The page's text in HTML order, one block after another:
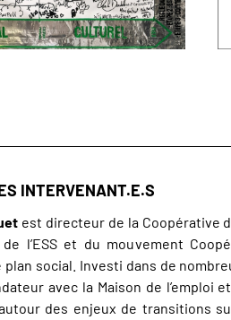
INTERVENANT.E.S
est directeur de la Coopérative
l’ESS et du mouvement
plan social. Investi dans de
avec la Maison de l’emploi
des enjeux de transitions